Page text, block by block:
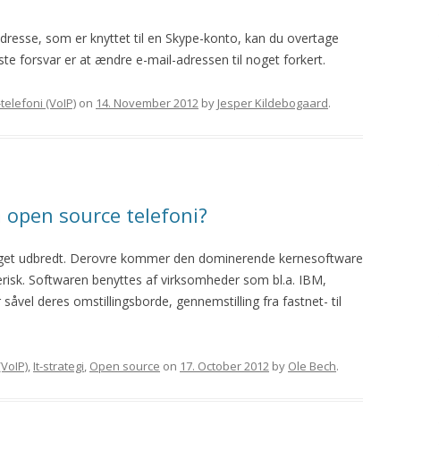
som er knyttet til en Skype-konto, kan du overtage
forsvar er at ændre e-mail-adressen til noget forkert.
telefoni (VoIP) on 14. November 2012 by Jesper Kildebogaard.
source telefoni?
udbredt. Derovre kommer den dominerende kernesoftware
Softwaren benyttes af virksomheder som bl.a. IBM,
deres omstillingsborde, gennemstilling fra fastnet- til
, It-strategi, Open source on 17. October 2012 by Ole Bech.